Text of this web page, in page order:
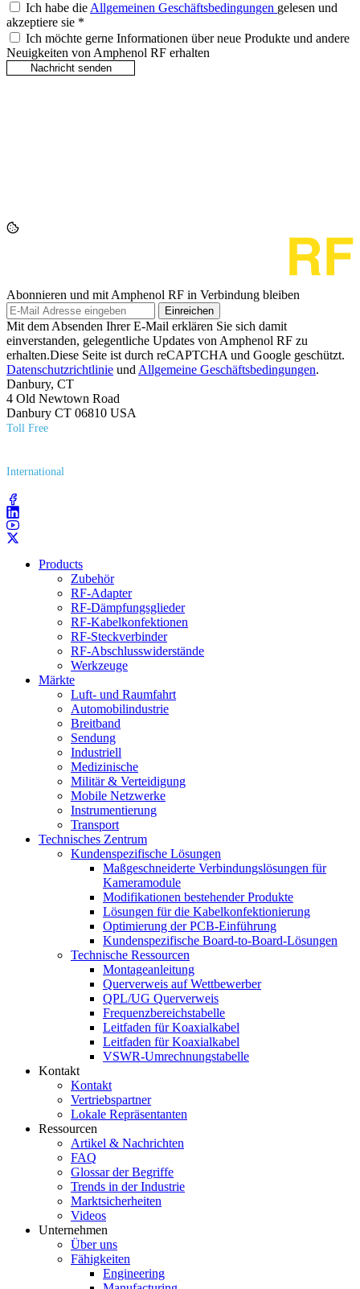
Ich habe dieAllgemeinen Geschäftsbedingungen gelesen und
akzeptiere sie *
Ich möchte gerne Informationen über neue Produkte und andere
Neuigkeiten von Amphenol RF erhalten
Abonnieren und mit Amphenol RF in Verbindung bleiben
Einreichen
Mit dem Absenden Ihrer E-Mail erklären Sie sich damit
einverstanden, gelegentliche Updates von Amphenol RF zu
erhalten.Diese Seite ist durch reCAPTCHA und Google geschützt.
Datenschutzrichtlinie und Allgemeine Geschäftsbedingungen.
Danbury, CT
4 Old Newtown Road
Danbury CT 06810 USA
Toll Free
International
Products
Zubehör
RF-Adapter
RF-Dämpfungsglieder
RF-Kabelkonfektionen
RF-Steckverbinder
RF-Abschlusswiderstände
Werkzeuge
Märkte
Luft- und Raumfahrt
Automobilindustrie
Breitband
Sendung
Industriell
Medizinische
Militär & Verteidigung
Mobile Netzwerke
Instrumentierung
Transport
Technisches Zentrum
Kundenspezifische Lösungen
Maßgeschneiderte Verbindungslösungen für
Kameramodule
Modifikationen bestehender Produkte
Lösungen für die Kabelkonfektionierung
Optimierung der PCB-Einführung
Kundenspezifische Board-to-Board-Lösungen
Technische Ressourcen
Montageanleitung
Querverweis auf Wettbewerber
QPL/UG Querverweis
Frequenzbereichstabelle
Leitfaden für Koaxialkabel
Leitfaden für Koaxialkabel
VSWR-Umrechnungstabelle
Kontakt
Kontakt
Vertriebspartner
Lokale Repräsentanten
Ressourcen
Artikel & Nachrichten
FAQ
Glossar der Begriffe
Trends in der Industrie
Marktsicherheiten
Videos
Unternehmen
Über uns
Fähigkeiten
Engineering